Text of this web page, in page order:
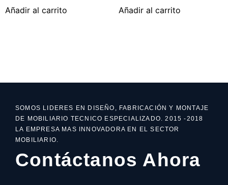
Añadir al carrito Añadir al carrito
SOMOS LIDERES EN DISEÑO, FABRICACIÓN Y MONTAJE
DE MOBILIARIO TECNICO ESPECIALIZADO. 2015 -2018
LA EMPRESA MAS INNOVADORA EN EL SECTOR
MOBILIARIO.
Contáctanos Ahora